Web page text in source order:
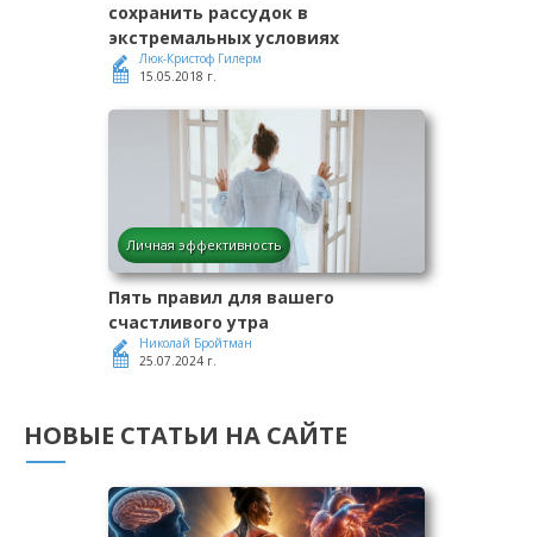
сохранить рассудок в
экстремальных условиях
Люк-Кристоф Гилерм
15.05.2018 г.
Личная эффективность
Пять правил для вашего
счастливого утра
Николай Бройтман
25.07.2024 г.
НОВЫЕ СТАТЬИ НА САЙТЕ